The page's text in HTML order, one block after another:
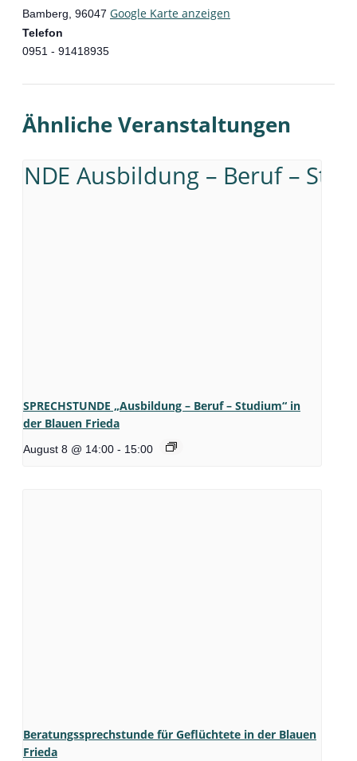
Bamberg 96047 Google Karte anzeigen
Telefon
0951 - 91418935
Ähnliche Veranstaltungen
SPRECHSTUNDE „Ausbildung – Beruf – Studium“ in
der Blauen Frieda
August 8 @ 14:00 - 15:00
Beratungssprechstunde für Geflüchtete in der Blauen
Frieda